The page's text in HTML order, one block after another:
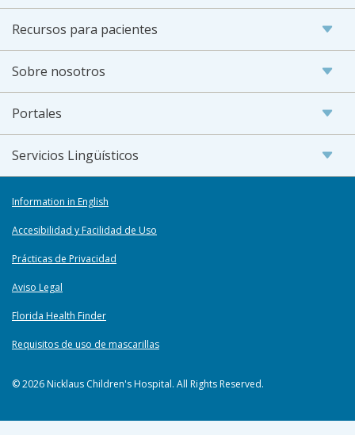
Recursos para pacientes
Sobre nosotros
Portales
Servicios Lingüísticos
Information in English
Accesibilidad y Facilidad de Uso
Prácticas de Privacidad
Aviso Legal
Florida Health Finder
Requisitos de uso de mascarillas
© 2026 Nicklaus Children's Hospital. All Rights Reserved.